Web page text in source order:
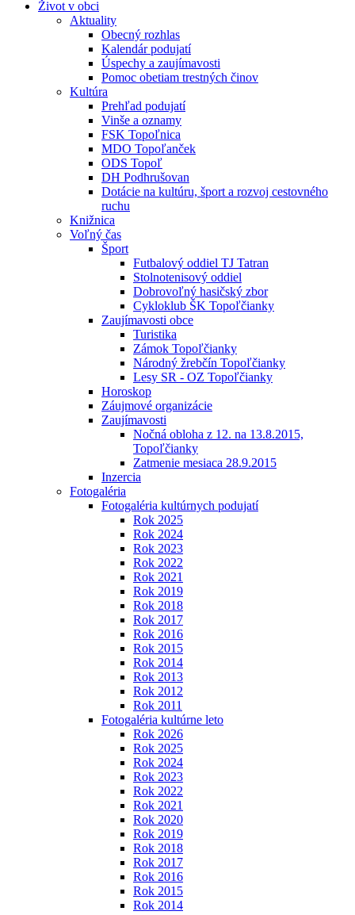
Život v obci
Aktuality
Obecný rozhlas
Kalendár podujatí
Úspechy a zaujímavosti
Pomoc obetiam trestných činov
Kultúra
Prehľad podujatí
Vinše a oznamy
FSK Topoľnica
MDO Topoľanček
ODS Topoľ
DH Podhrušovan
Dotácie na kultúru, šport a rozvoj cestovného
ruchu
Knižnica
Voľný čas
Šport
Futbalový oddiel TJ Tatran
Stolnotenisový oddiel
Dobrovoľný hasičský zbor
Cykloklub ŠK Topoľčianky
Zaujímavosti obce
Turistika
Zámok Topoľčianky
Národný žrebčín Topoľčianky
Lesy SR - OZ Topoľčianky
Horoskop
Záujmové organizácie
Zaujímavosti
Nočná obloha z 12. na 13.8.2015,
Topoľčianky
Zatmenie mesiaca 28.9.2015
Inzercia
Fotogaléria
Fotogaléria kultúrnych podujatí
Rok 2025
Rok 2024
Rok 2023
Rok 2022
Rok 2021
Rok 2019
Rok 2018
Rok 2017
Rok 2016
Rok 2015
Rok 2014
Rok 2013
Rok 2012
Rok 2011
Fotogaléria kultúrne leto
Rok 2026
Rok 2025
Rok 2024
Rok 2023
Rok 2022
Rok 2021
Rok 2020
Rok 2019
Rok 2018
Rok 2017
Rok 2016
Rok 2015
Rok 2014